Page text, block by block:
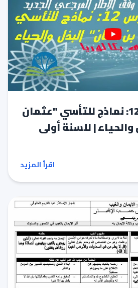
ملخص الدرس 12: نماذج للتأسي "عثمان
| للسنة أولى
اقرأ المزيد